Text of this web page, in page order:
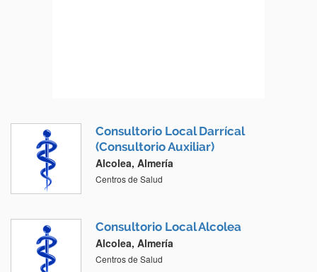
Consultorio Local Darrícal
(Consultorio Auxiliar)
Alcolea, Almería
Centros de Salud
Consultorio Local Alcolea
Alcolea, Almería
Centros de Salud